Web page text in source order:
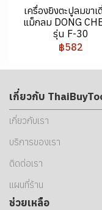
เครื่องยิงตะปูลมขาเ
แม็กลม DONG
รุ่น F-30
฿582
เกี่ยวกับ
เกี่ยวกับเรา
บริการของเรา
ติดต่อเรา
แผนที่ร้าน
ช่วยเหลือ